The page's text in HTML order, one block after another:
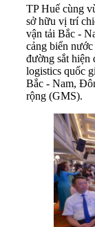
TP Huế cùng
sở hữu vị trí
vận tải Bắc -
cảng biển
đường sắt hiện
logistics quốc
Bắc - Nam,
rộng (GMS).